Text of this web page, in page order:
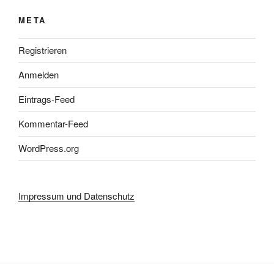
META
Registrieren
Anmelden
Eintrags-Feed
Kommentar-Feed
WordPress.org
Impressum und Datenschutz